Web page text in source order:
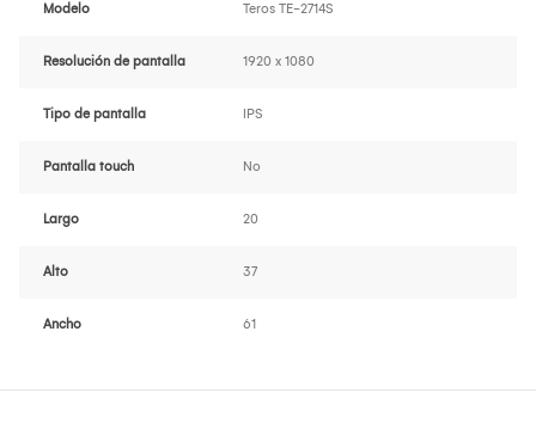
Modelo Teros TE-2714S
Resolución de pantalla 1920 x 1080
Tipo de pantalla IPS
Pantalla touch No
Largo 20
Alto 37
Ancho 61